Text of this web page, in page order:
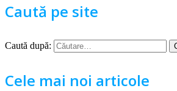
Caută pe site
Caută după:
Cele mai noi articole